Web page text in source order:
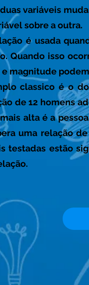
variáveis
sobre a outra.
é usada
Quando isso
magnitude
classico é o
de 12 homens
alta é a
uma relação
testadas estão